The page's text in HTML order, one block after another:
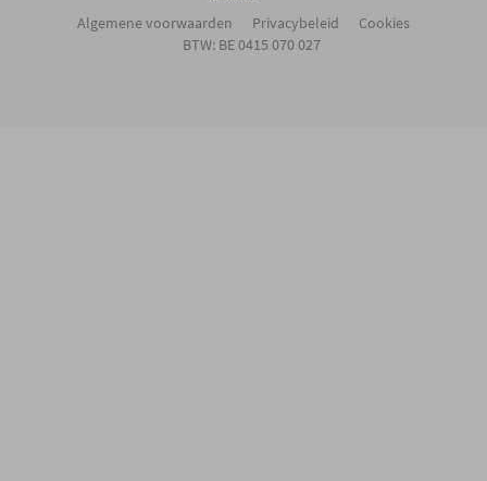
Algemene voorwaarden Privacybeleid
Cookies
BTW: BE 0415 070 027